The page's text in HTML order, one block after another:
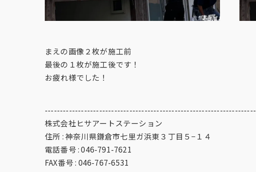
まえの画像２枚が施工前
最後の１枚が施工後です！
お疲れ様でした！
----------------------------------------------------------------------
株式会社ヒサアートステーション
住所 : 神奈川県鎌倉市七里ガ浜東３丁目５−１４
電話番号 : 046-791-7621
FAX番号 : 046-767-6531